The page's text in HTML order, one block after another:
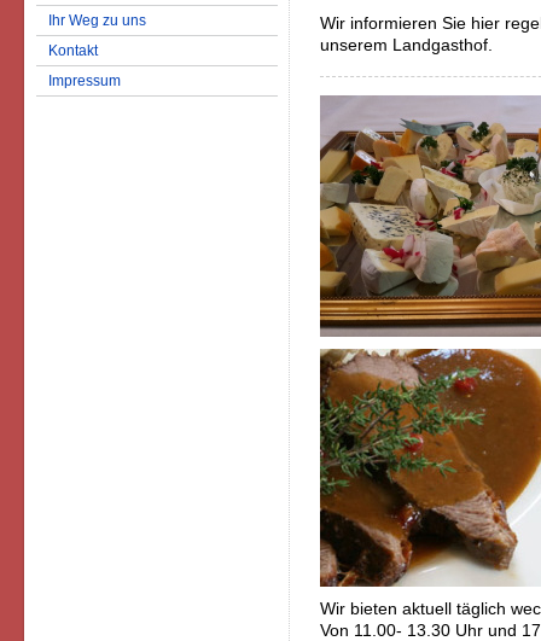
Ihr Weg zu uns
Kontakt
Impressum
Wir informieren Sie hier
unserem Landgasthof.
Wir bieten aktuell täglich
Von 11.00- 13.30 Uhr und